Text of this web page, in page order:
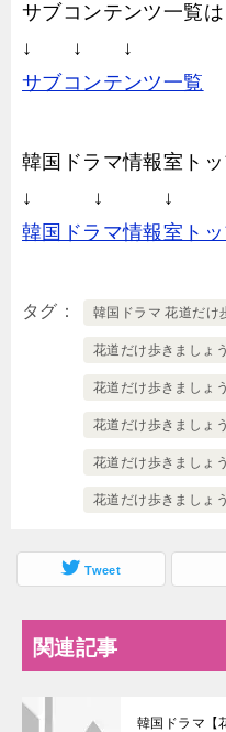
サブコンテンツ一覧
↓ ↓ ↓
サブコンテンツ一覧
韓国ドラマ情報室ト
↓ ↓ ↓
韓国ドラマ情報室ト
タグ 韓国ドラマ 花道だけ
花道だけ歩きましょ
花道だけ歩きましょ
花道だけ歩きましょ
花道だけ歩きましょ
花道だけ歩きましょ
Tweet
関連記事
韓国ドラマ【